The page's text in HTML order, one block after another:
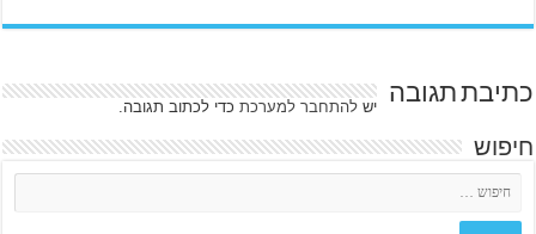
כתיבת תגובה ישלהתחבר למערכת כדי לכתוב תגובה.
חיפוש